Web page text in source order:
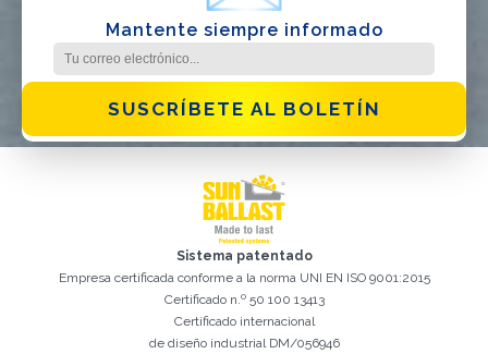
Mantente siempre informado
SUSCRÍBETE AL BOLETÍN
El campo Nombre es obligatorio
El campo Apellido es obligatorio
El campo Agencia es obligatorio
El campo Ciudad es obligatorio
El campo Teléfono es obligatorio
El campo Correo Electrónico es obligatorio
Correo Electrónico ingresado no válido
Debemos aceptar la Política de privacidad
continuar con la activación
Lo sentimos, se produjo el siguiente error:
Sistema patentado
Empresa certificada conforme a la norma UNI EN ISO 9001:2015
Certificado n.º 50 100 13413
Certificado internacional
de diseño industrial DM/056946